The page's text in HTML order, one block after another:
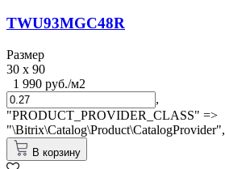
TWU93MGC48R
Размер
30 x 90
1 990 руб./м2
,
"PRODUCT_PROVIDER_CLASS" =>
"\Bitrix\Catalog\Product\CatalogProvider",
В корзину